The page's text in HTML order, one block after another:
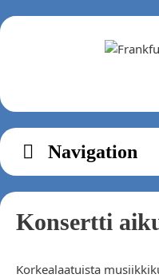
Zum
Navigation
Konsertti
Korkealaatuista